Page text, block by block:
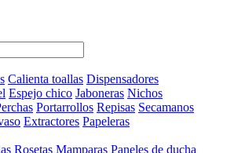
Calienta toallas Dispensadores
Espejo chico Jaboneras Nichos
Portarrollos Repisas Secamanos
Extractores Papeleras
Rosetas Mamparas Paneles de ducha